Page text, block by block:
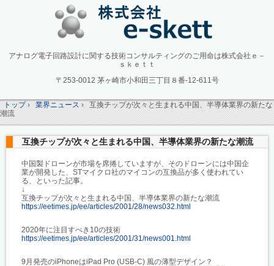
アナログ電子回路設計に関する技術コンサルティングのご用命は株式会社ｅ－
ｓｋｅｔｔ
〒253-0012 茅ヶ崎市小和田三丁目８番-12-611号
トップ› 業界ニュース› 互換チップが次々と生まれる中国、半導体業界の新たな
潮流
互換チップが次々と生まれる中国、半導体業界の新たな潮流
中国製ドローンが市場を席捲していますが、そのドローンには中国企
業が開発した、STマイクロ社のマイコンの互換品が多く使われてい
る、といった記事。
↓
互換チップが次々と生まれる中国、半導体業界の新たな潮流
https://eetimes.jp/ee/articles/2001/28/news032.html
2020年に注目すべき10の技術
https://eetimes.jp/ee/articles/2001/31/news001.html
9月発売のiPhoneはiPad Pro (USB-C) 風の薄型デザイン？